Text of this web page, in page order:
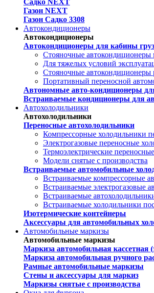
Садко NEXT
Газон NEXT
Газон Садко 3308
Автокондиционеры
Автокондиционеры
Автокондиционеры для кабины
Стояночные автокондиционеры
Для тяжелых условий
Стояночные автокондиционеры
Портативный переносной
Автономные авто-кондиционеры
Встраиваемые кондиционеры для
Автохолодильники
Автохолодильники
Переносные автохолодильники
Компрессорные холодильники
Электрогазовые переносные
Термоэлектрические
Модели снятые с производства
Встраиваемые автомобильные
Встраиваемые компрессорные
Встраиваемые электрогазовые
Встраиваемые
Встраиваемые холодильники
Изотермические контейнеры
Аксессуары для автомобильных
Автомобильные маркизы
Автомобильные маркизы
Маркиза автомобильная кассетная
Маркиза автомобильная ручного
Рамные автомобильные маркизы
Стены и аксессуары для маркиз
Маркизы снятые с производства